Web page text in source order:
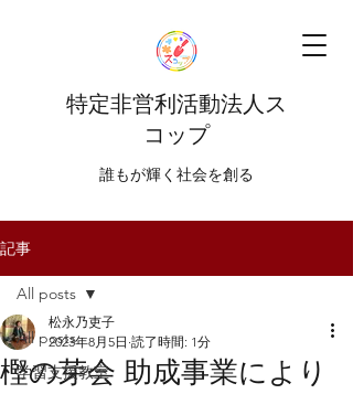
特定非営利活動法人ス
コップ
​​誰もが輝く社会を創る
記事
All posts
学習支援教室
All posts
樫の芽会 助成事業により
松永乃吏子
2023年8月5日 読了時間: 1分